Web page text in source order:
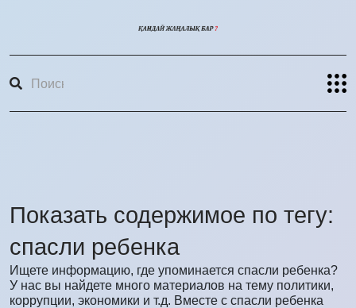
Показать содержимое по тегу:
спасли ребенка
Ищете информацию, где упоминается спасли ребенка?
У нас вы найдете много материалов на тему политики,
коррупции, экономики и т.д. Вместе с спасли ребенка